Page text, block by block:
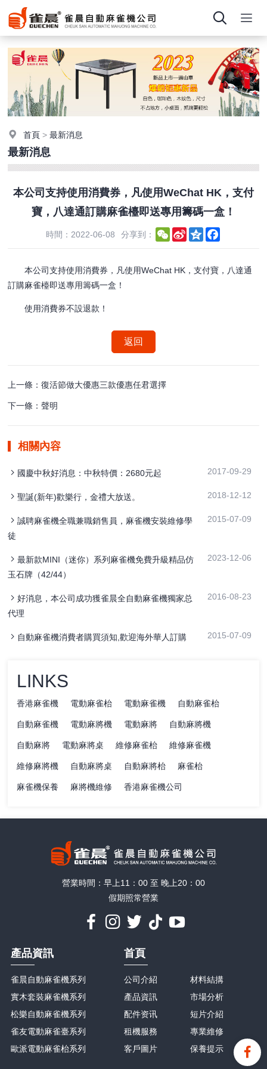
首頁 >最新消息
最新消息
本公司支持使用消費券，凡使用WeChat HK，支付
寶，八達通訂購麻雀檯即送專用籌碼一盒！
時間：2022-06-08 分享到： WeChat
Sina
Weibo
Qzone
本公司支持使用消費券，凡使用WeChat HK，支付寶，八達通
訂購麻雀檯即送專用籌碼一盒！
使用消費券不設退款！
返回
上一條：復活節做大優惠三款優惠任君選擇
下一條：聲明
相關內容
國慶中秋好消息：中秋特價：2680元起 2017-09-29
聖誕(新年)歡樂行，金禮大放送。 2018-12-12
誠聘麻雀機全職兼職銷售員，麻雀機安裝維修學
徒
2015-07-09
最新款MINI（迷你）系列麻雀機免費升級精品仿
玉石牌（42/44）
2023-12-06
好消息，本公司成功獲雀晨全自動麻雀機獨家总
代理
2016-08-23
自動麻雀機消費者購買須知,歡迎海外華人訂購 2015-07-09
LINKS
香港麻雀機 電動麻雀枱 電動麻雀機 自動麻雀枱
自動麻雀機 電動麻將機 電動麻將 自動麻將機
自動麻將 電動麻將桌 維修麻雀枱 維修麻雀機
維修麻將機 自動麻將桌 自動麻將枱 麻雀枱
麻雀機保養 麻將機維修 香港麻雀機公司
營業時間：早上11：00 至 晚上20：00
假期照常營業
產品資訊
雀晨自動麻雀機系列
實木套裝麻雀機系列
松樂自動麻雀機系列
雀友電動麻雀臺系列
歐派電動麻雀枱系列
首頁
公司介紹
產品資訊
配件资讯
租機服務
客戶圖片
材料結搆
市場分析
短片介紹
專業維修
保養提示